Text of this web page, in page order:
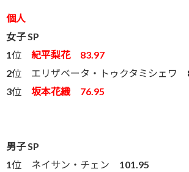
個人
女子 SP
1位 紀平梨花 83.97
2位 エリザベータ・トゥクタミシェワ
3位 坂本花織 76.95
男子 SP
1位 ネイサン・チェン 101.95